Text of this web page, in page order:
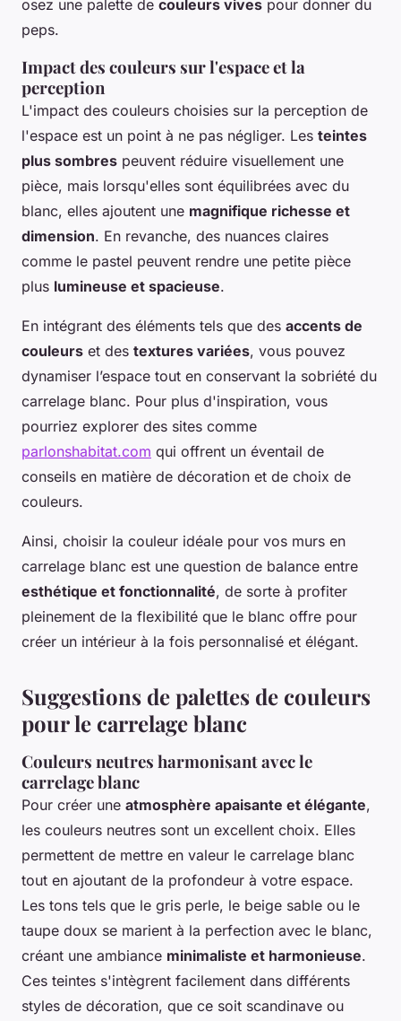
osez une palette de couleurs vives pour donner du
peps.
Impact des couleurs sur l'espace et la
perception
L'impact des couleurs choisies sur la perception de
l'espace est un point à ne pas négliger. Les teintes
plus sombres peuvent réduire visuellement une
pièce, mais lorsqu'elles sont équilibrées avec du
blanc, elles ajoutent une magnifique richesse et
dimension. En revanche, des nuances claires
comme le pastel peuvent rendre une petite pièce
plus lumineuse et spacieuse.
En intégrant des éléments tels que des accents de
couleurs et des textures variées, vous pouvez
dynamiser l’espace tout en conservant la sobriété du
carrelage blanc. Pour plus d'inspiration, vous
pourriez explorer des sites comme
parlonshabitat.com qui offrent un éventail de
conseils en matière de décoration et de choix de
couleurs.
Ainsi, choisir la couleur idéale pour vos murs en
carrelage blanc est une question de balance entre
esthétique et fonctionnalité, de sorte à profiter
pleinement de la flexibilité que le blanc offre pour
créer un intérieur à la fois personnalisé et élégant.
Suggestions de palettes de couleurs
pour le carrelage blanc
Couleurs neutres harmonisant avec le
carrelage blanc
Pour créer une atmosphère apaisante et élégante,
les couleurs neutres sont un excellent choix. Elles
permettent de mettre en valeur le carrelage blanc
tout en ajoutant de la profondeur à votre espace.
Les tons tels que le gris perle, le beige sable ou le
taupe doux se marient à la perfection avec le blanc,
créant une ambiance minimaliste et harmonieuse.
Ces teintes s'intègrent facilement dans différents
styles de décoration, que ce soit scandinave ou